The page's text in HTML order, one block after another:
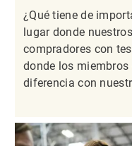
¿Qué tiene de
lugar donde
compradores con
donde los
diferencia con